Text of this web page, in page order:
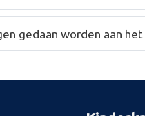
gedaan worden aan